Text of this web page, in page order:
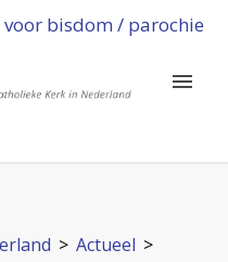
bisdom / parochie
> Actueel >